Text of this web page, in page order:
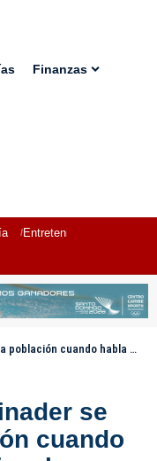
Finanzas
Entretenimiento
cuando habla de reforma fiscal
se
cuando